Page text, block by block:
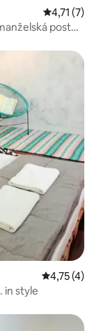
Průměrné
4,71 (7)
postel
Průměrné
4,75 (4)
in style